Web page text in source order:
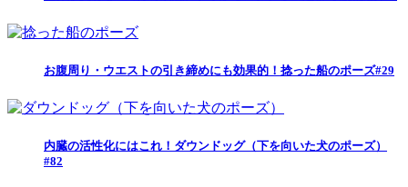
お腹周り・ウエストの引き締めにも効果的！捻った船のポーズ#29
内臓の活性化にはこれ！ダウンドッグ（下を向いた犬のポーズ）
#82